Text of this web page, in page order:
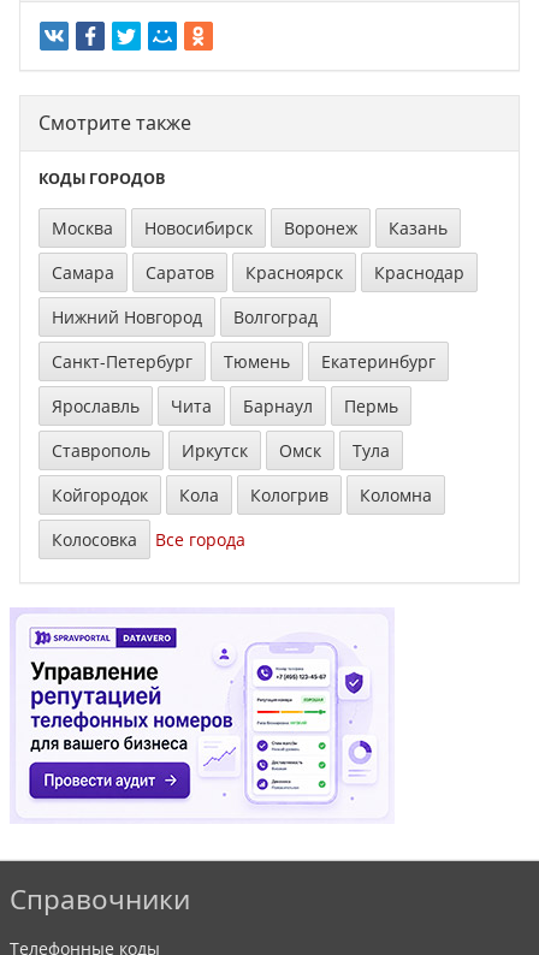
Смотрите также
КОДЫ ГОРОДОВ
Москва Новосибирск Воронеж
Казань
Самара
Саратов Красноярск
Краснодар
Нижний Новгород
Волгоград
Санкт-Петербург
Тюмень
Екатеринбург
Ярославль
Чита Барнаул
Пермь
Ставрополь
Иркутск Омск
Тула
Койгородок
Кола Кологрив
Коломна
Колосовка
Все города
Справочники
Телефонные коды